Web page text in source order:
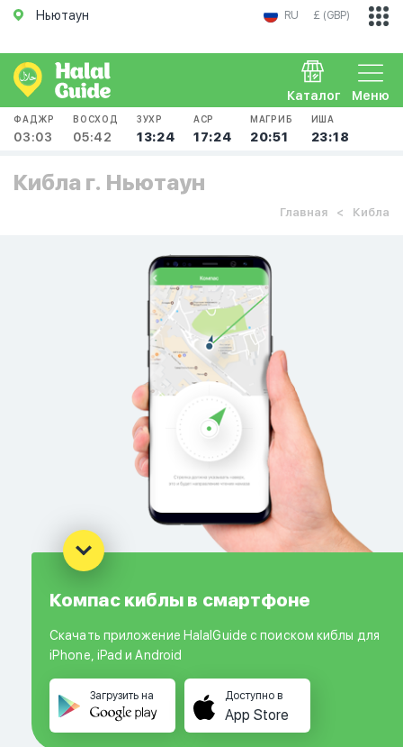
Ньютаун RU £ (GBP)
Меню
Каталог
ФАДЖР
03:03
ВОСХОД
05:42
ЗУХР
13:24
АСР
17:24
МАГРИБ
20:51
ИША
23:18
Кибла г. Ньютаун
Главная Кибла
Компас киблы в смартфоне
Скачать приложение HalalGuide с поиском киблы для
iPhone, iPad и Android
Загрузить на Доступно в
App Store